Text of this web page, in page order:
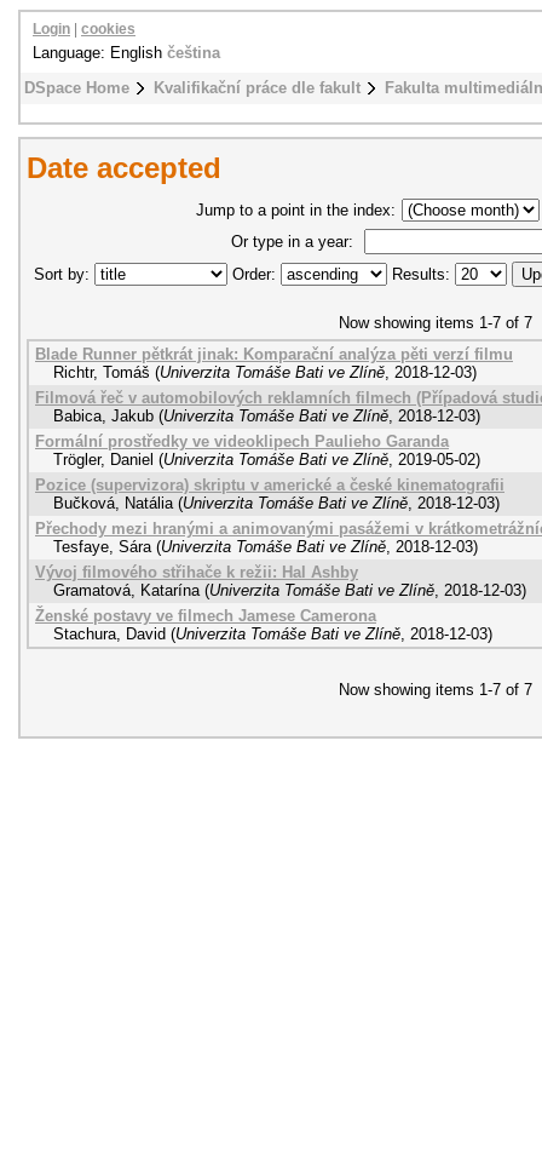
DSpace Home Kvalifikační práce dle fakult Fakulta
Login cookies
Language: English čeština
Date accepted
Jump to a point in the index:
Or type in a year:
Sort by:
Order: Results:
Now showing items 1-7 of 7
Blade Runner pětkrát jinak: Komparační analýza pěti verzí filmu
Richtr, Tomáš (Univerzita Tomáše Bati ve Zlíně, 2018-12-03)
Filmová řeč v automobilových reklamních filmech (Případová
Babica, Jakub (Univerzita Tomáše Bati ve Zlíně, 2018-12-03)
Formální prostředky ve videoklipech Paulieho Garanda
Trögler, Daniel (Univerzita Tomáše Bati ve Zlíně, 2019-05-02)
Pozice (supervizora) skriptu v americké a české kinematografii
Bučková, Natália (Univerzita Tomáše Bati ve Zlíně, 2018-12-03)
Přechody mezi hranými a animovanými pasážemi v
Tesfaye, Sára (Univerzita Tomáše Bati ve Zlíně, 2018-12-03)
Vývoj filmového střihače k režii: Hal Ashby
Gramatová, Katarína (Univerzita Tomáše Bati ve Zlíně, 2018-12-03)
Ženské postavy ve filmech Jamese Camerona
Stachura, David (Univerzita Tomáše Bati ve Zlíně, 2018-12-03)
Now showing items 1-7 of 7